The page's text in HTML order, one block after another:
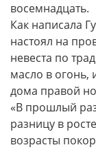
восемнадцать.
Как написала
настоял на
невеста по
масло в огонь,
дома правой
«В прошлый
разницу в
возрасты